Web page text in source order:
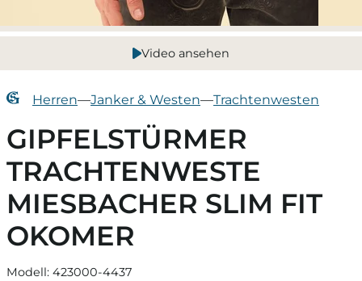
Video ansehen
Herren—Janker & Westen—Trachtenwesten
GIPFELSTÜRMER
TRACHTENWESTE
MIESBACHER SLIM FIT
OKOMER
Modell: 423000-4437